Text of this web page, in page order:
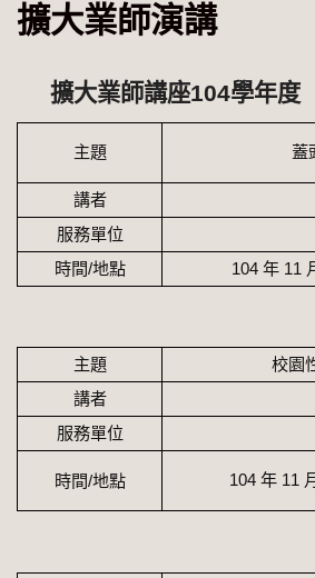
擴大業師演講
擴大業師講座104學年度
主題 蓋
講者
服務單位
時間/地點
104 年11
主題 校園
講者
服務單位
時間/地點 104年 11